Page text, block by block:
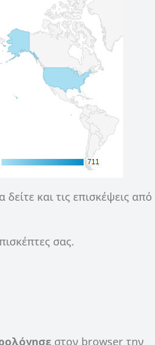
και τις επισκέψεις από
σας.
στον browser την